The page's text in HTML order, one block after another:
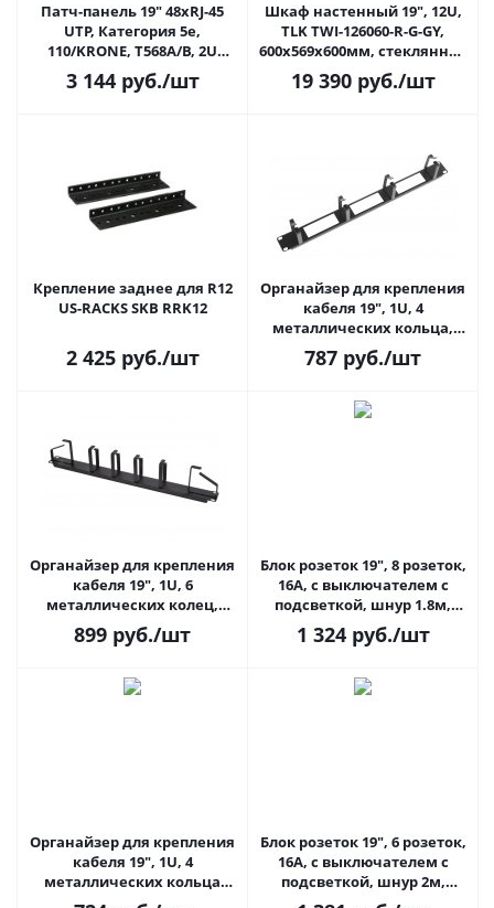
Патч-панель 19" 48xRJ-45
UTP, Категория 5e,
110/KRONE, T568A/B, 2U
NETLAN
3 144руб./шт
Шкаф настенный 19", 12U,
TLK TWI-126060-R-G-GY,
600x569х600мм, стеклянная
дверь, серый
19 390руб./шт
Крепление заднее для R12
US-RACKS SKB RRK12
2 425руб./шт
Органайзер для крепления
кабеля 19", 1U, 4
металлических кольца,
глубина колец 85мм, с
отверстиями в опорной
787 руб./шт
Органайзер для крепления
кабеля 19", 1U, 6
металлических колец,
глубина колец 85мм, с
отверстиями в опорной
899 руб./шт
Блок розеток 19", 8 розеток,
16А, с выключателем с
подсветкой, шнур 1.8м,
металлический корпус
ExeGate PDU-19H802 Al-8S-
1 324руб./шт
Органайзер для крепления
кабеля 19", 1U, 4
металлических кольца
ЦМО ГКО-О-4.62
Блок розеток 19", 6 розеток,
16А, с выключателем с
подсветкой, шнур 2м,
металлический корпус